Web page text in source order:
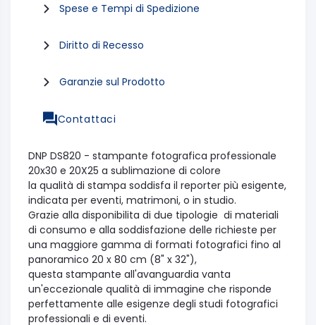
Spese e Tempi di Spedizione
Diritto di Recesso
Garanzie sul Prodotto
Contattaci
DNP DS820 - stampante fotografica professionale
20x30 e 20X25 a sublimazione di colore
la qualità di stampa soddisfa il reporter più esigente,
indicata per eventi, matrimoni, o in studio.
Grazie alla disponibilita di due tipologie di materiali
di consumo e alla soddisfazione delle richieste per
una maggiore gamma di formati fotografici fino al
panoramico 20 x 80 cm (8" x 32"),
questa stampante all'avanguardia vanta
un'eccezionale qualità di immagine che risponde
perfettamente alle esigenze degli studi fotografici
professionali e di eventi.